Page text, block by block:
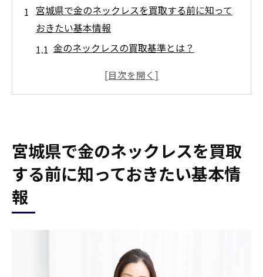
宮城県で金のネックレスを買取する前に知って
おきたい基本情報
金のネックレスの買取基準とは？
買取前に用意しておくべき書類
宮城県の買取店の選び方
高額買取のポイントはここにあり！宮城県で金
のネックレスを売るコツ
複数の店舗で査定を受ける重要性
市場調査を怠らない理由
宮城県で金のネックレスを買取
する前に知っておきたい基本情
報